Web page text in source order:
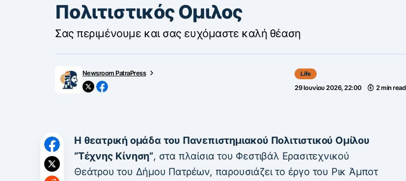
Πολιτιστικός Ομιλος
Σας περιμένουμε και σας ευχόμαστε καλή θέαση
Newsroom PatraPress Life
29 Ιουνίου 2026, 22:00 2 min read
Η θεατρική ομάδα του Πανεπιστημιακού Πολιτιστικού Ομίλου
“Τέχνης Κίνηση”, στα πλαίσια του Φεστιβάλ Ερασιτεχνικού
Θεάτρου του Δήμου Πατρέων, παρουσιάζει το έργο του Ρικ Άμποτ